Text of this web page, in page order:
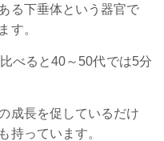
る下垂体という器官で
す。
べると40～50代では5分
成長を促しているだけ
持っています。